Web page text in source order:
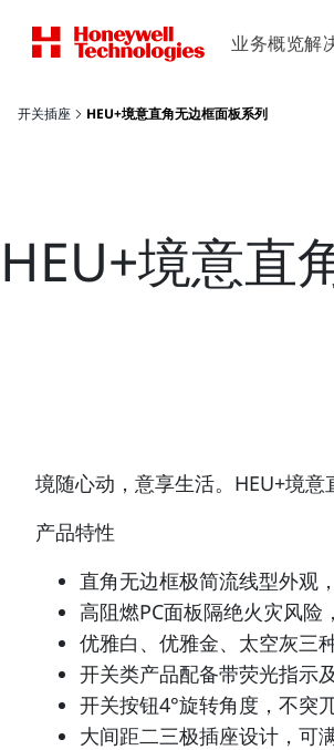
业务概览解
开关插座 HEU+境意直角无边框面板系列
HEU+境意直
境随心动，意享生活。HEU+境
产品特性
直角无边框极简流线型外观
高阻燃PC面板隔绝火灾风
优雅白、优雅金、太空灰三
开关类产品配备带荧光指示
开关按钮4°旋转角度，不突
大间距二三极插座设计，可